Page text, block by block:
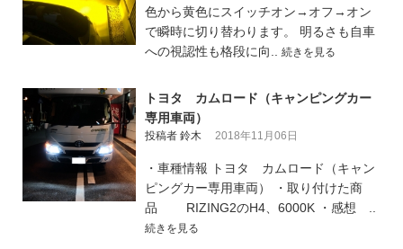
色から黄色にスイッチオン→オフ→オン
で瞬時に切り替わります。 明るさも自車
への視認性も格段に向.. 続きを見る
トヨタ カムロード（キャンピングカー
専用車両）
投稿者 鈴木 2018年11月06日
・車種情報 トヨタ カムロード（キャン
ピングカー専用車両） ・取り付けた商
品 RIZING2のH4、6000K ・感想 ..
続きを見る